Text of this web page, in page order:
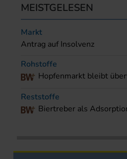
MEISTGELESEN
Markt
Antrag auf Insolvenz
Rohstoffe
Hopfenmarkt bleibt
Reststoffe
Biertreber als